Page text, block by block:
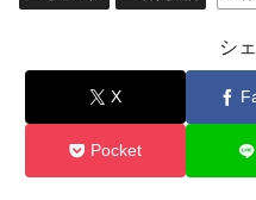
シ
X
Pocket